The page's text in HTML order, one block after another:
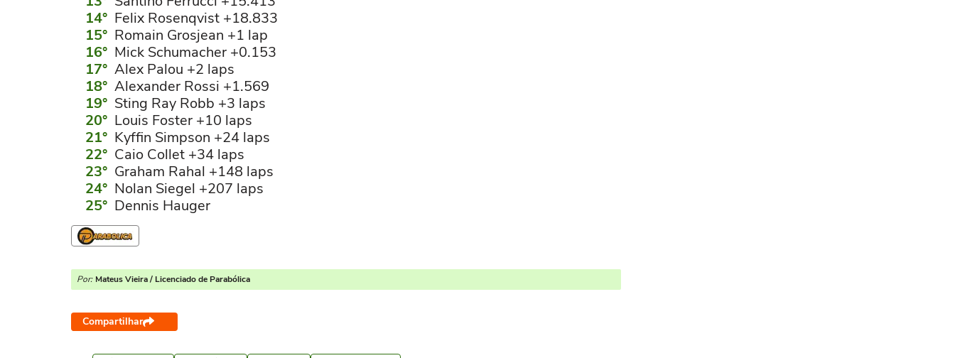
Felix Rosenqvist +18.833
Romain Grosjean +1 lap
Mick Schumacher +0.153
Alex Palou +2 laps
Alexander Rossi +1.569
Sting Ray Robb +3 laps
Louis Foster +10 laps
Kyffin Simpson +24 laps
Caio Collet +34 laps
Graham Rahal +148 laps
Nolan Siegel +207 laps
Dennis Hauger
Por: Mateus Vieira / Licenciado de Parabólica
Compartilhar